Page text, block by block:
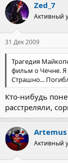
Zed_7
Активный
31 Дек 2009
Трагедия
фильм о Чечне. Я
Страшно...
Кто-нибудь
расстреляли,
Artemus
Активный